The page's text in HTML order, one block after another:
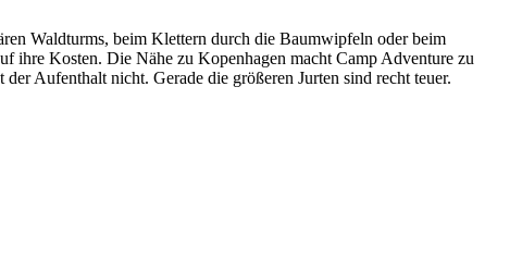
Waldturms, beim Klettern durch die Baumwipfeln oder beim
ihre Kosten. Die Nähe zu Kopenhagen macht Camp Adventure zu
Aufenthalt nicht. Gerade die größeren Jurten sind recht teuer.